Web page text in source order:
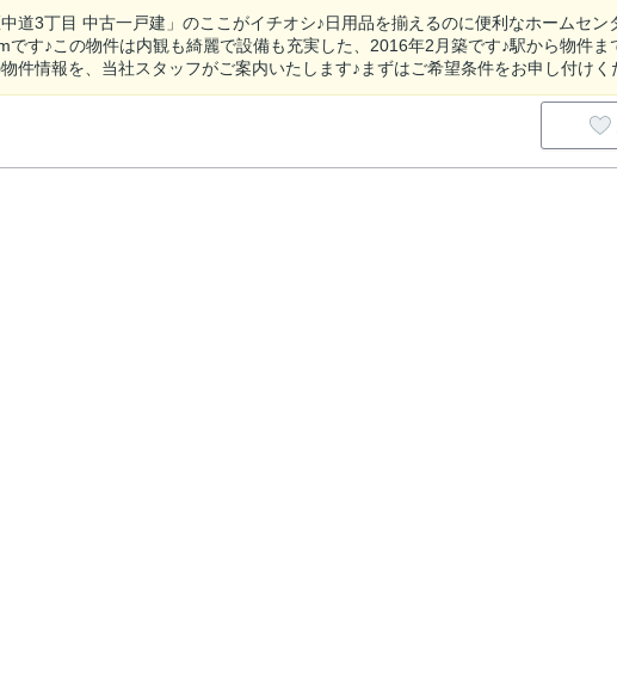
中道3丁目 中古一戸建」のここがイチオシ♪日用品を揃えるのに便利なホームセ
です♪この物件は内観も綺麗で設備も充実した、2016年2月築です♪駅から物件
件情報を、当社スタッフがご案内いたします♪まずはご希望条件をお申し付けく